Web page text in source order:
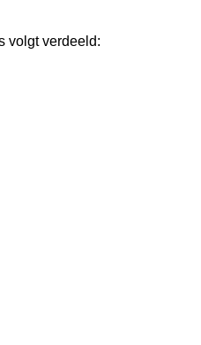
volgt verdeeld: